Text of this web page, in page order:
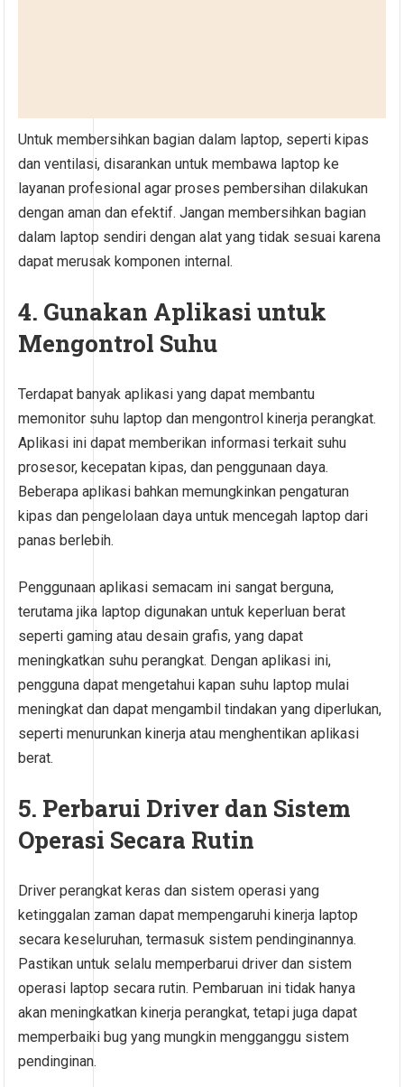
Untuk membersihkan bagian dalam laptop, seperti kipas
dan ventilasi, disarankan untuk membawa laptop ke
layanan profesional agar proses pembersihan dilakukan
dengan aman dan efektif. Jangan membersihkan bagian
dalam laptop sendiri dengan alat yang tidak sesuai karena
dapat merusak komponen internal.
4. Gunakan Aplikasi untuk
Mengontrol Suhu
Terdapat banyak aplikasi yang dapat membantu
memonitor suhu laptop dan mengontrol kinerja perangkat.
Aplikasi ini dapat memberikan informasi terkait suhu
prosesor, kecepatan kipas, dan penggunaan daya.
Beberapa aplikasi bahkan memungkinkan pengaturan
kipas dan pengelolaan daya untuk mencegah laptop dari
panas berlebih.
Penggunaan aplikasi semacam ini sangat berguna,
terutama jika laptop digunakan untuk keperluan berat
seperti gaming atau desain grafis, yang dapat
meningkatkan suhu perangkat. Dengan aplikasi ini,
pengguna dapat mengetahui kapan suhu laptop mulai
meningkat dan dapat mengambil tindakan yang diperlukan,
seperti menurunkan kinerja atau menghentikan aplikasi
berat.
5. Perbarui Driver dan Sistem
Operasi Secara Rutin
Driver perangkat keras dan sistem operasi yang
ketinggalan zaman dapat mempengaruhi kinerja laptop
secara keseluruhan, termasuk sistem pendinginannya.
Pastikan untuk selalu memperbarui driver dan sistem
operasi laptop secara rutin. Pembaruan ini tidak hanya
akan meningkatkan kinerja perangkat, tetapi juga dapat
memperbaiki bug yang mungkin mengganggu sistem
pendinginan.